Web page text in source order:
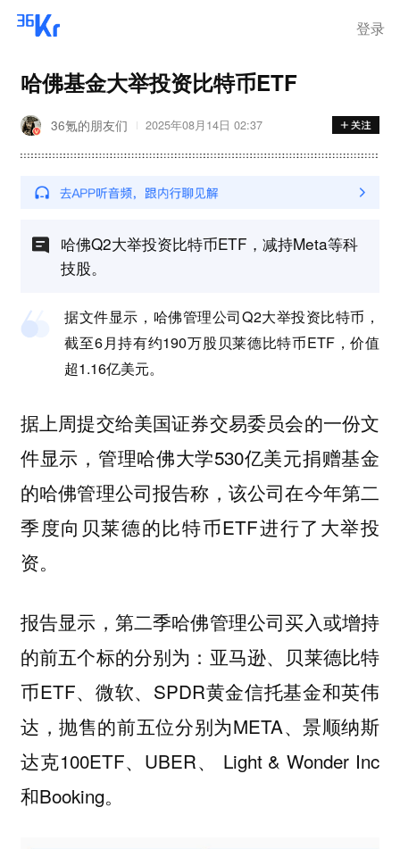
登录
哈佛基金大举投资比特币ETF
36氪的朋友们 2025年08月14日 02:37
哈佛Q2大举投资比特币ETF，减持Meta等科
技股。
据文件显示，哈佛管理公司Q2大举投资比特币，
截至6月持有约190万股贝莱德比特币ETF，价值
超1.16亿美元。
据上周提交给美国证券交易委员会的一份文
件显示，管理哈佛大学530亿美元捐赠基金
的哈佛管理公司报告称，该公司在今年第二
季度向贝莱德的比特币ETF进行了大举投
资。
报告显示，第二季哈佛管理公司买入或增持
的前五个标的分别为：亚马逊、贝莱德比特
币ETF、微软、SPDR黄金信托基金和英伟
达，抛售的前五位分别为META、景顺纳斯
达克100ETF、UBER、 Light & Wonder Inc
和Booking。